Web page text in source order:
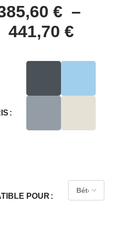
€ –
441,70 €
POUR